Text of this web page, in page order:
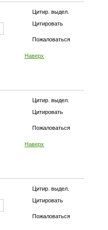
Цитир. выдел.
Цитировать
Пожаловаться
Наверх
Цитир. выдел.
Цитировать
Пожаловаться
Наверх
Цитир. выдел.
Цитировать
Пожаловаться